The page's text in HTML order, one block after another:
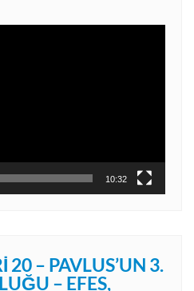
10:32
20 – PAVLUS’UN 3.
– EFES,